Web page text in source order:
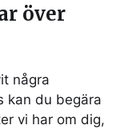
över
några
kan du begära
vi har om dig,